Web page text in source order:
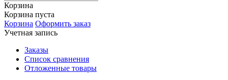
Корзина
Корзина пуста
Корзина Оформить заказ
Учетная запись
Заказы
Список сравнения
Отложенные товары